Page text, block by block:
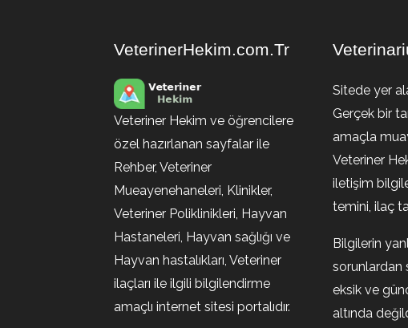
VeterinerHekim.com.Tr
Veteriner Hekim ve öğrencilere
özel hazırlanan sayfalar ile
Rehber, Veteriner
Mueayenehaneleri, Klinikler,
Veteriner Poliklinikleri, Hayvan
Hastaneleri, Hayvan sağlığı ve
Hayvan hastalıkları, Veteriner
ilaçları ile ilgili bilgilendirme
amaçlı internet sitesi portalıdır.
Sitede yer
Gerçek bir
amaçla
Veteriner
iletişim
temini, ilaç
Bilgilerin
sorunlardan
eksik ve
altında